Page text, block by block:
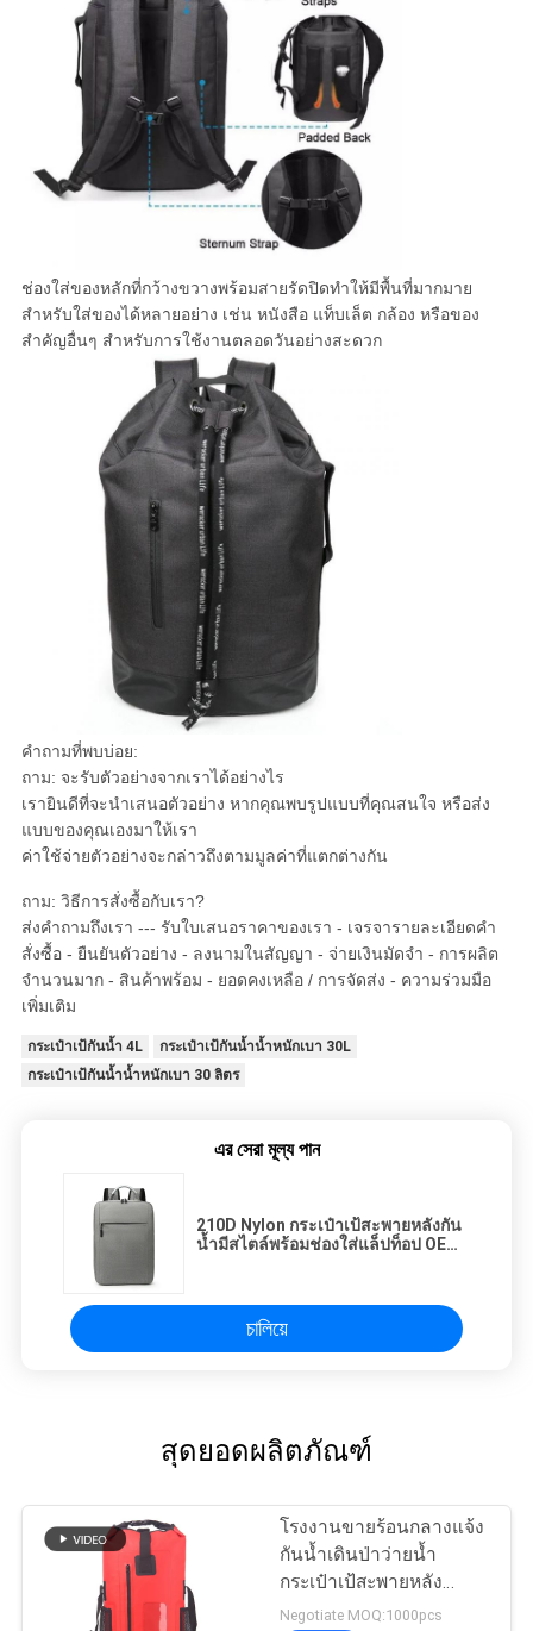
ช่องใส่ของหลักที่กว้างขวางพร้อมสายรัดปิดทำให้มีพื้นที่มากมาย
สำหรับใส่ของได้หลายอย่าง เช่น หนังสือ แท็บเล็ต กล้อง หรือของ
สำคัญอื่นๆ สำหรับการใช้งานตลอดวันอย่างสะดวก
คำถามที่พบบ่อย:
ถาม: จะรับตัวอย่างจากเราได้อย่างไร
เรายินดีที่จะนำเสนอตัวอย่าง หากคุณพบรูปแบบที่คุณสนใจ หรือส่ง
แบบของคุณเองมาให้เรา
ค่าใช้จ่ายตัวอย่างจะกล่าวถึงตามมูลค่าที่แตกต่างกัน
ถาม: วิธีการสั่งซื้อกับเรา?
ส่งคำถามถึงเรา --- รับใบเสนอราคาของเรา - เจรจารายละเอียดคำ
สั่งซื้อ - ยืนยันตัวอย่าง - ลงนามในสัญญา - จ่ายเงินมัดจำ - การผลิต
จำนวนมาก - สินค้าพร้อม - ยอดคงเหลือ / การจัดส่ง - ความร่วมมือ
เพิ่มเติม
กระเป๋าเป้กันน้ำ 4L
กระเป๋าเป้กันน้ำน้ำหนักเบา 30L
กระเป๋าเป้กันน้ำน้ำหนักเบา 30 ลิตร
এর সেরা মূল্য পান
210D Nylon กระเป๋าเป้สะพายหลังกัน
น้ำมีสไตล์พร้อมช่องใส่แล็ปท็อป OEM
চালিয়ে
สุดยอดผลิตภัณฑ์
โรงงานขายร้อนกลางแจ้ง
กันน้ำเดินป่าว่ายน้ำ
กระเป๋าเป้สะพายหลัง
ชายหาด
Negotiate MOQ:1000pcs